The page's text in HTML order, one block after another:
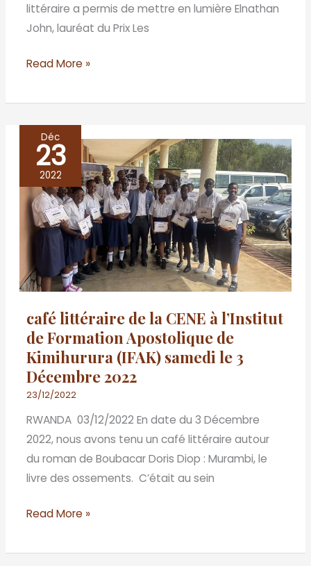
littéraire a permis de mettre en lumière Elnathan
John, lauréat du Prix Les
Read More »
Déc
23
2022
café littéraire de la CENE à l’Institut
de Formation Apostolique de
Kimihurura (IFAK) samedi le 3
Décembre 2022
23/12/2022
RWANDA 03/12/2022 En date du 3 Décembre
2022, nous avons tenu un café littéraire autour
du roman de Boubacar Doris Diop : Murambi, le
livre des ossements. C’était au sein
café
littéraire
de
la
CENE
l’Institut
de
Formation
Apostolique
de
Kimihurura
(IFAK)
le
3
Décembre
2022
Read More »